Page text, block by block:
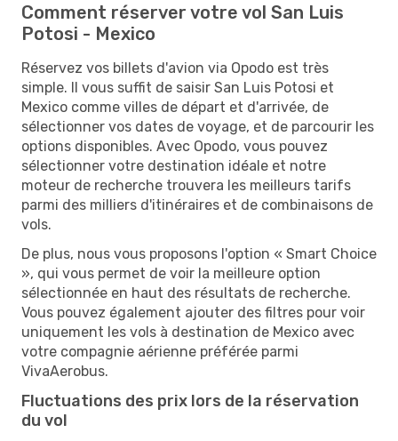
Comment réserver votre vol San Luis
Potosi - Mexico
Réservez vos billets d'avion via Opodo est très
simple. Il vous suffit de saisir San Luis Potosi et
Mexico comme villes de départ et d'arrivée, de
sélectionner vos dates de voyage, et de parcourir les
options disponibles. Avec Opodo, vous pouvez
sélectionner votre destination idéale et notre
moteur de recherche trouvera les meilleurs tarifs
parmi des milliers d'itinéraires et de combinaisons de
vols.
De plus, nous vous proposons l'option « Smart Choice
», qui vous permet de voir la meilleure option
sélectionnée en haut des résultats de recherche.
Vous pouvez également ajouter des filtres pour voir
uniquement les vols à destination de Mexico avec
votre compagnie aérienne préférée parmi
VivaAerobus.
Fluctuations des prix lors de la réservation
du vol